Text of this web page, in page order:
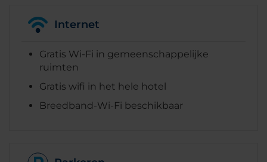
Internet
Gratis Wi-Fi in gemeenschappelijke
ruimten
Gratis wifi in het hele hotel
Breedband-Wi-Fi beschikbaar